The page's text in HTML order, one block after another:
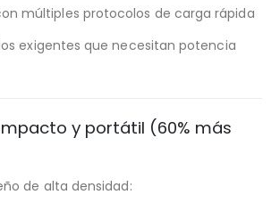
múltiples protocolos de carga rápida
exigentes que necesitan potencia
y portátil (60% más
de alta densidad: